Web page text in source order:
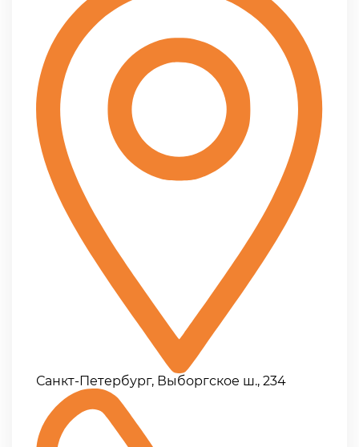
Санкт-Петербург, Выборгское ш., 234